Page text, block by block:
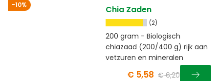
-10% Chia Zaden
(2)
200 gram - Biologisch
chiazaad (200/400 g) rijk aan
vetzuren en mineralen
€ 5,58 € 6,20